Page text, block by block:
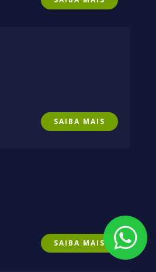
SAIBA MAIS
SAIBA MAIS